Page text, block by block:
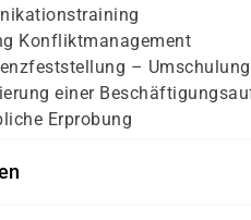
Konfliktmanagement
– Umschulung
einer
Erprobung